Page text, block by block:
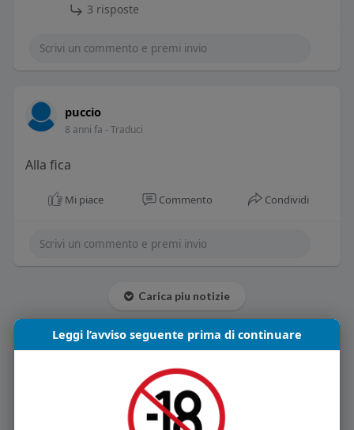
3 risposte
puccio
8 anni fa - Traduci
Alla fica
Mi piace Commento Condividi
Carica piu notizie
Informazioni Utente
Leggi l’avviso seguente prima di continuare